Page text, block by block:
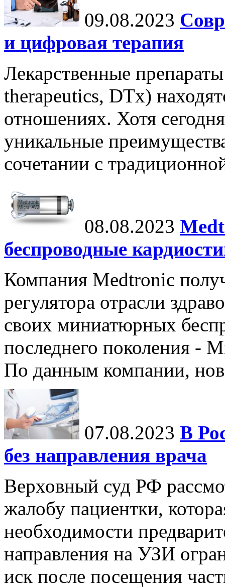
09.08.2023
и цифровая терапия
Лекарственные
therapeutics, DTx)
отношениях. Хотя
уникальные
сочетании с
08.08.2023
беспроводные
Компания Medtronic
регулятора отрасли
своих миниатюрных
последнего поколения -
По данным компании,
07.08.2023 В
без направления врача
Верховный суд РФ
жалобу пациентки,
необходимости
направления на УЗИ
иск после посещения